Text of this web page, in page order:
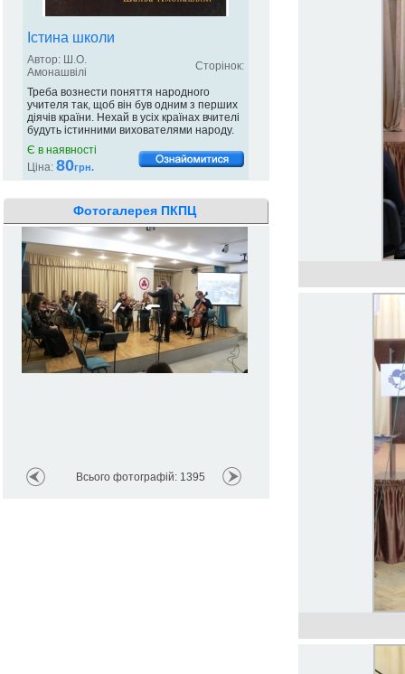
Істина школи
Автор: Ш.О.
Амонашвілі
Сторінок:
Треба вознести поняття народного
учителя так, щоб він був одним з перших
діячів країни. Нехай в усіх країнах вчителі
будуть істинними вихователями народу.
Є в наявності
Ціна: 80грн.
Фотогалерея ПКПЦ
Всього фотографій: 1395